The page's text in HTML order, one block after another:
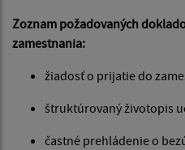
Zoznam požadovaných
zamestnania:
žiadosť o prijatie do
štruktúrovaný životopis
častné prehládenie o